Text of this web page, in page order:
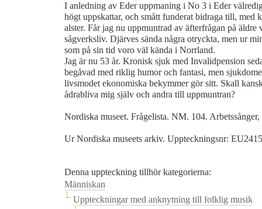
I anledning av Eder uppmaning i No 3 i Eder
högt uppskattar, och smått funderat bidraga till, med
alster. Får jag nu uppmuntrad av äfterfrågan på äldre
sågverksliv. Djärves sända några otryckta, men ur
som på sin tid voro väl kända i Norrland.
Jag är nu 53 år. Kronisk sjuk med Invalidpension
begåvad med riklig humor och fantasi, men
livsmodet ekonomiska bekymmer gör sitt. Skall
ådrabliva mig själv och andra till uppmuntran?
Nordiska museet. Frågelista. NM. 104.
Ur Nordiska museets arkiv. Uppteckningsnr:
Denna uppteckning tillhör kategorierna:
Människan
Uppteckningar med anknytning till folklig musik